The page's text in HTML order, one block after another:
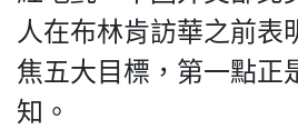
人在布林肯訪華之前表
焦五大目標，第一點正
知。